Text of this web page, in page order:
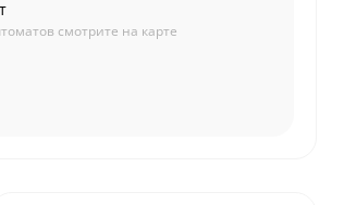
смотрите на карте